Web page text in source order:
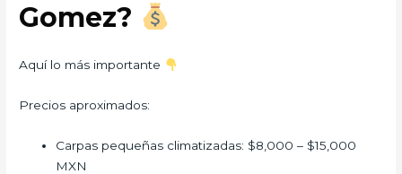
Gomez?
Aquí lo más importante
Precios aproximados:
Carpas pequeñas climatizadas: $8,000 – $15,000
MXN